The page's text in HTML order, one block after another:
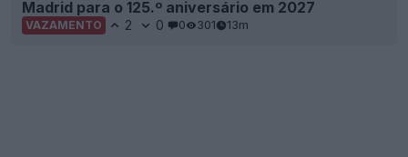
Madrid para o 125.º aniversário em 2027
VAZAMENTO 2 0 0 301 13m